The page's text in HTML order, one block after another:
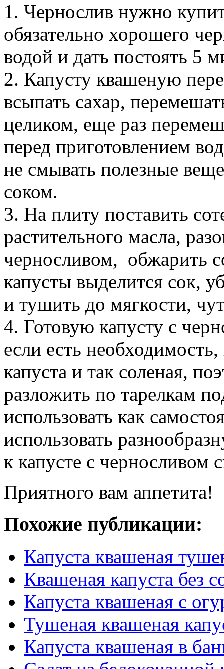
1. Чернослив нужно
обязательно хорошего
водой и дать постоять 5
2. Капусту квашеную
всыпать сахар,
целиком, еще раз
перед приготовлением
не смывать полезные
соком.
3. На плиту поставить
растительного масла,
черносливом, обжарить
капусты выделится сок,
и тушить до мягкости,
4. Готовую капусту с
если есть
капуста и так соленая,
разложить по тарелкам
использовать как
использовать
к капусте с черносливом
Приятного вам аппетита!
Похожие публикации:
Капуста квашеная
Квашеная капуста без
Капуста квашеная с
Тушеная квашеная
Капуста квашеная в